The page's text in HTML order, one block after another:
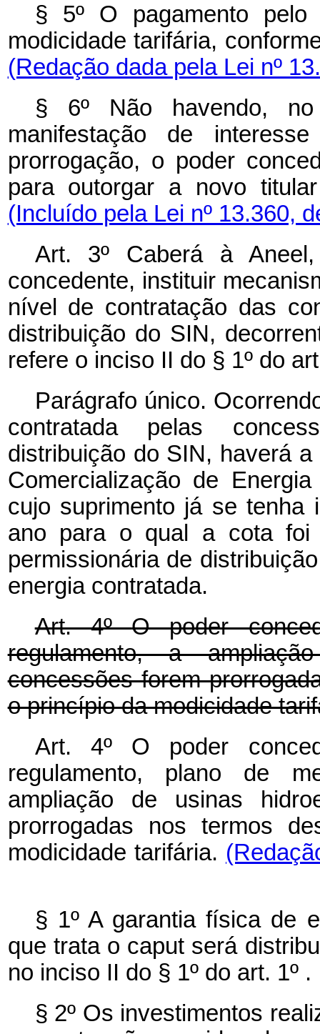
§ 5º O pagamento
modicidade tarifária,
(Redação dada pela Lei nº
§ 6º Não havendo,
manifestação de
prorrogação, o poder
para outorgar a novo
(Incluído pela Lei nº 13.360,
Art. 3º Caberá à
concedente, instituir
nível de contratação das
distribuição do SIN,
refere o inciso II do § 1º do
Parágrafo único.
contratada pelas
distribuição do SIN, haverá
Comercialização de
cujo suprimento já se
ano para o qual a cota foi
permissionária de
energia contratada.
Art. 4ºO poder
regulamento, a
concessões forem
o princípio da modicidade
Art. 4º O poder
regulamento, plano de
ampliação de usinas
prorrogadas nos termos
modicidade tarifária.
§ 1º A garantia física de
que trata o caput será
no inciso II do § 1º do art. 1º .
§ 2º Os investimentos